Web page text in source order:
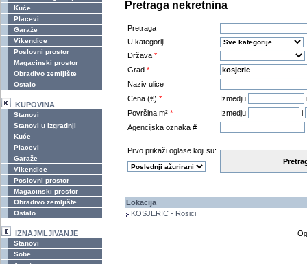
Kuće
Placevi
Garaže
Vikendice
Poslovni prostor
Magacinski prostor
Obradivo zemljište
Ostalo
KUPOVINA
Stanovi
Stanovi u izgradnji
Kuće
Placevi
Garaže
Vikendice
Poslovni prostor
Magacinski prostor
Obradivo zemljište
Ostalo
IZNAJMLJIVANJE
Stanovi
Sobe
Pretraga nekretnina
Pretraga
U kategoriji
Država *
Grad *
Naziv ulice
Cena (€) * Izmedju
Površina m² * Izmedju
i
Agencijska oznaka #
Prvo prikaži oglase koji su:
Lokacija
KOSJERIC - Rosici